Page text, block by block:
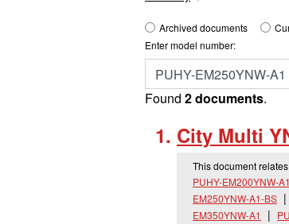
Archived documents
Enter model number:
Found 2 documents.
City Multi
This document
PUHY-EM200YNW-A1
EM250YNW-A1-BS
EM350YNW-A1